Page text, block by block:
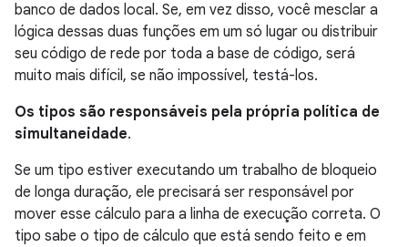
banco de dados local. Se, em vez disso, você mesclar a
lógica dessas duas funções em um só lugar ou distribuir
seu código de rede por toda a base de código, será
muito mais difícil, se não impossível, testá-los.
Os tipos são responsáveis pela própria política de
simultaneidade.
Se um tipo estiver executando um trabalho de bloqueio
de longa duração, ele precisará ser responsável por
mover esse cálculo para a linha de execução correta. O
tipo sabe o tipo de cálculo que está sendo feito e em